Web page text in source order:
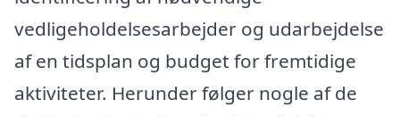
vedligeholdelsesarbejder og udarbejdelse
af en tidsplan og budget for fremtidige
aktiviteter. Herunder følger nogle af de